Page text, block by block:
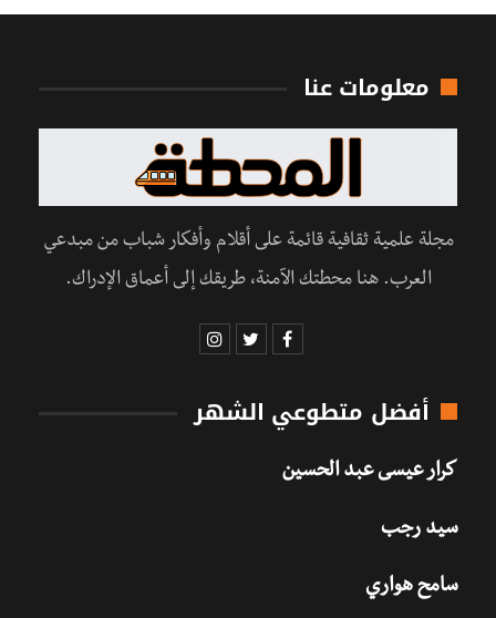
معلومات عنا
مجلة علمية ثقافية قائمة على أقلام وأفكار شباب من مبدعي
العرب. هنا محطتك الآمنة، طريقك إلى أعماق الإدراك.
أفضل متطوعي الشهر
كرار عيسى عبد الحسين
سيد رجب
سامح هواري